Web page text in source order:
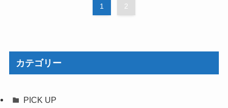
1 2
カテゴリー
PICK UP